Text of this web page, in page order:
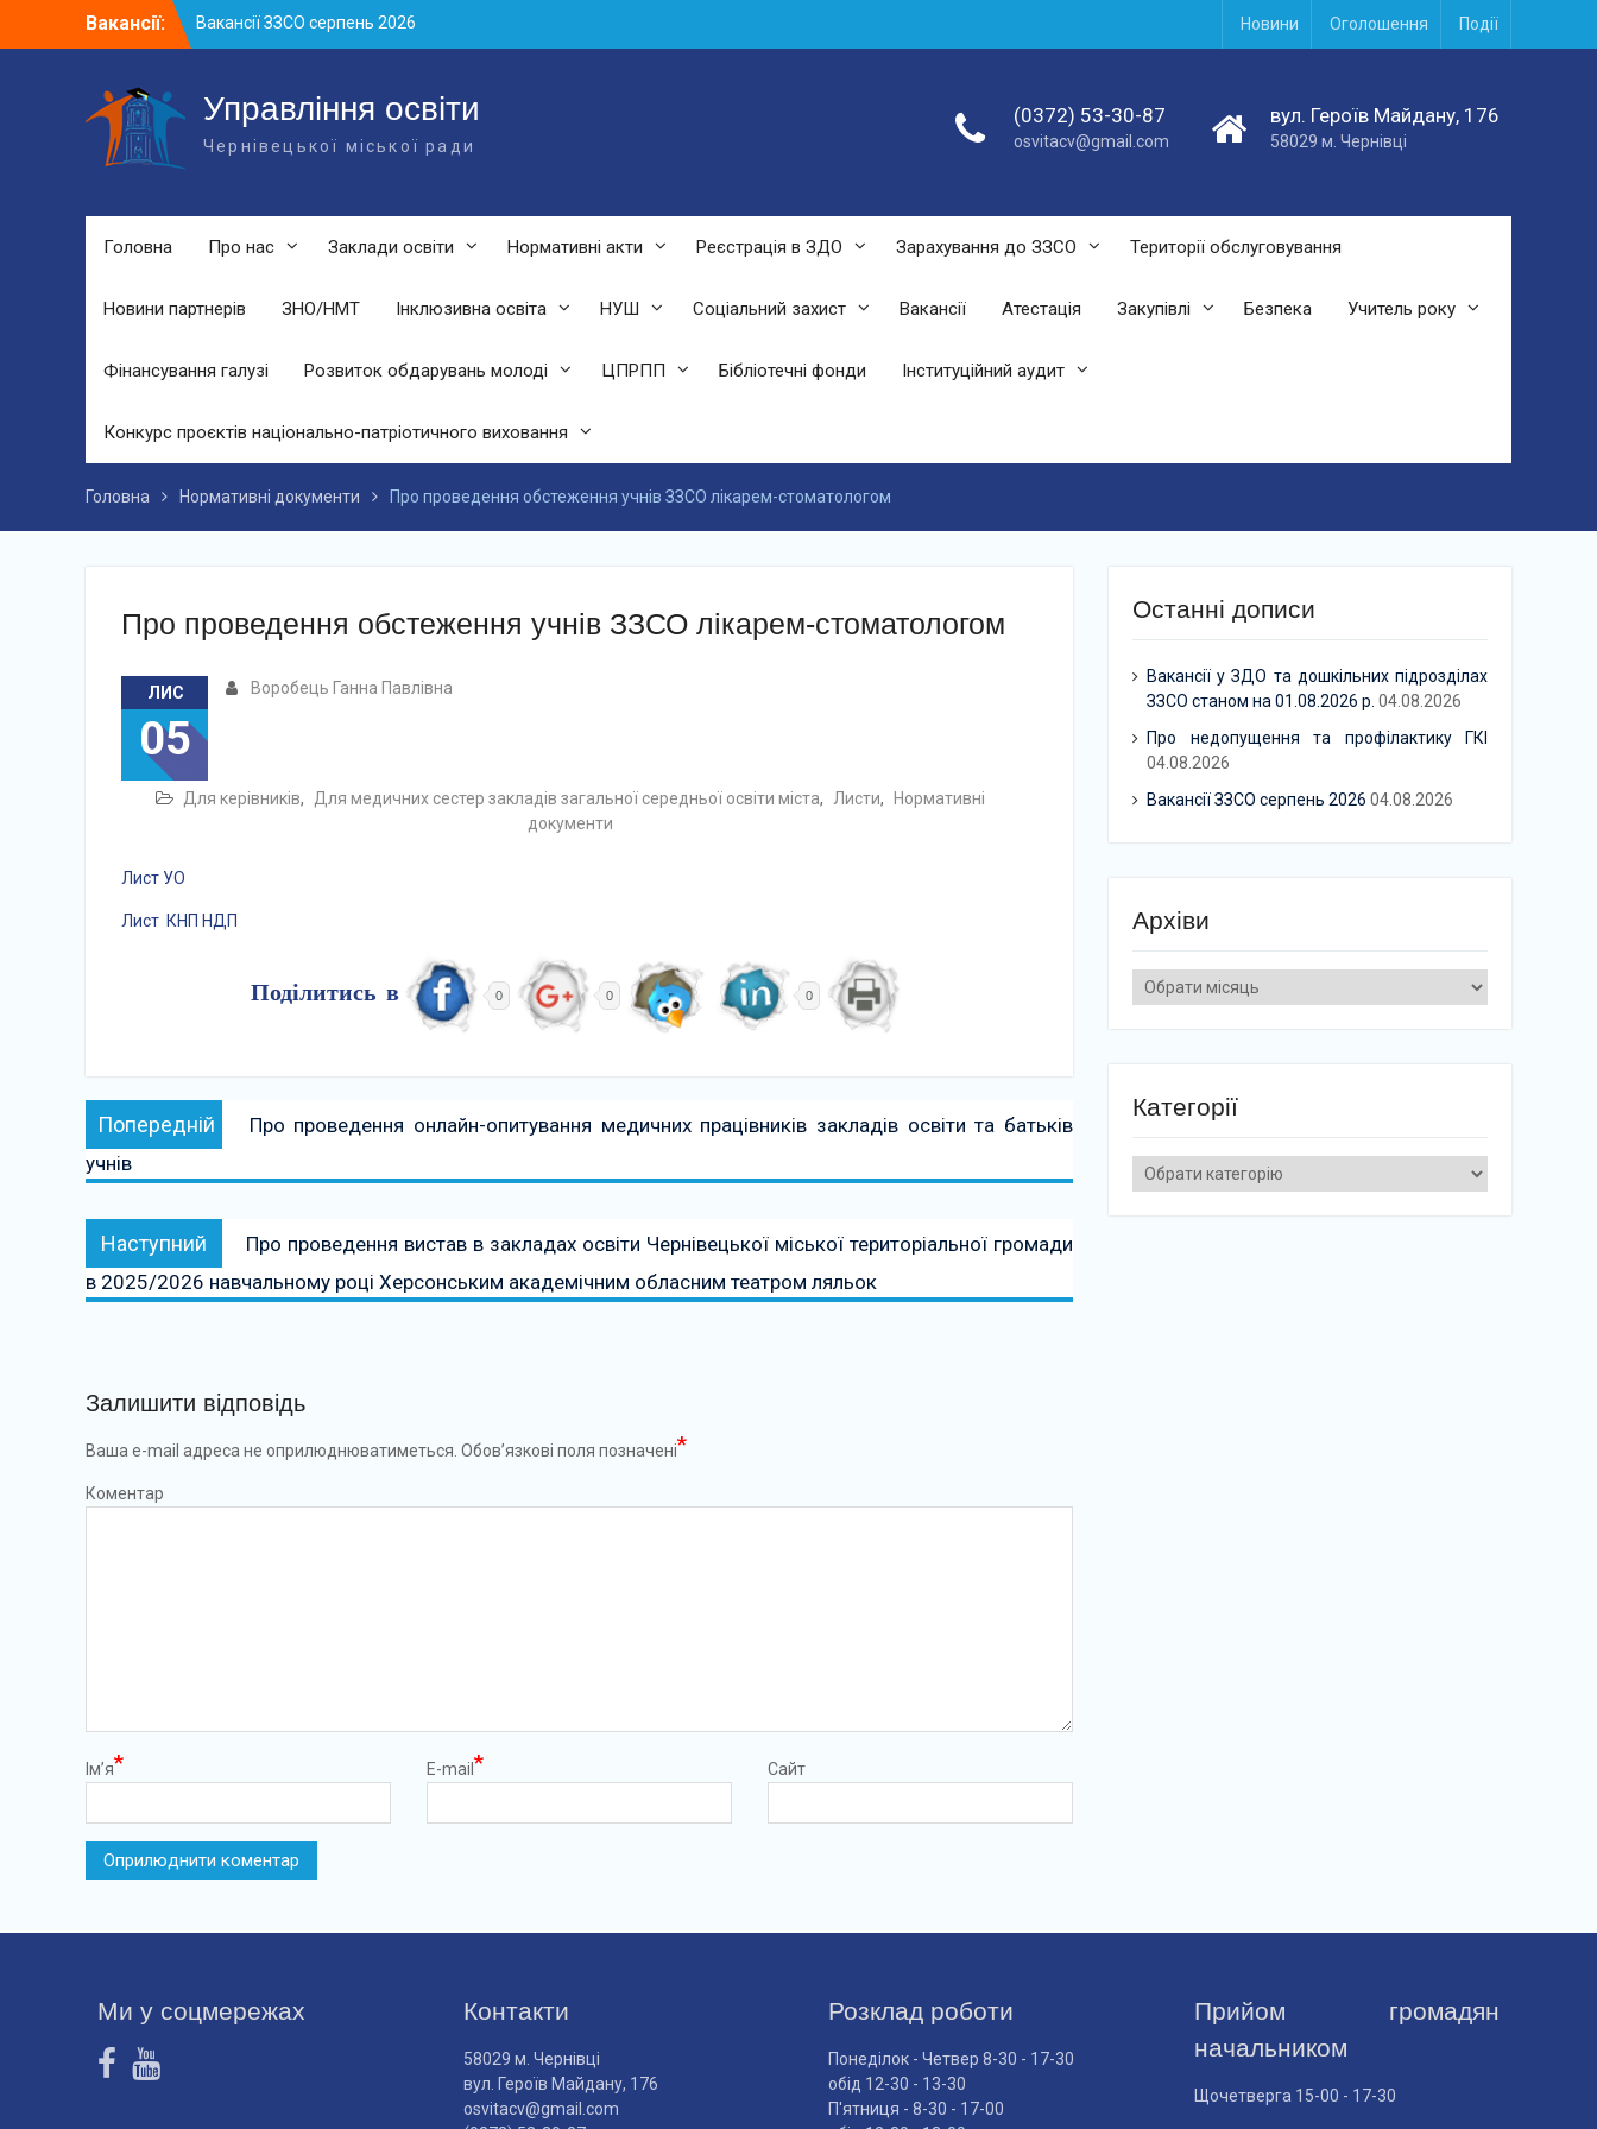
Вакансії:
Вакансії ЗЗСО серпень 2026
Вакансії ЗЗСО червень 2026
підрозділах ЗЗСО станом на 01.08.2026
р.
Новини Оголошення Події
Управління освіти
Чернівецької міської ради
(0372) 53-30-87
osvitacv@gmail.com
вул. Героїв Майдану, 176
58029 м. Чернівці
Головна Про нас Заклади освіти Нормативні акти Реєстрація в ЗДО Зарахування до ЗЗСО Території обслуговування
Новини партнерів ЗНО/НМТ Інклюзивна освіта НУШ Соціальний захист Вакансії Атестація Закупівлі Безпека Учитель року
Фінансування галузі Розвиток обдарувань молоді ЦПРПП Бібліотечні фонди Інституційний аудит
Конкурс проєктів національно-патріотичного виховання
Головна Нормативні документи Про проведення обстеження учнів ЗЗСО лікарем-стоматологом
Про проведення обстеження учнів ЗЗСО лікарем-стоматологом
ЛИС
05
Воробець Ганна Павлівна
Для керівників, Для медичних сестер закладів загальної середньої освіти міста, Листи,
Нормативні
документи
Лист УО
Лист КНП НДП
Поділитись в 0 0 0
Навігація
записів
Попередній Попередній:
Про проведення онлайн-опитування медичних працівників закладів освіти та батьків
учнів
Наступний Наступний:
Про проведення вистав в закладах освіти Чернівецької міської територіальної громади
в 2025/2026 навчальному році Херсонським академічним обласним театром ляльок
Залишити відповідь
Ваша e-mail адреса не оприлюднюватиметься. Обов’язкові поля позначені*
Коментар
Ім’я* E-mail * Сайт
Останні дописи
Вакансії у ЗДО та дошкільних підрозділах
ЗЗСО станом на 01.08.2026 р. 04.08.2026
Про недопущення та профілактику ГКІ
04.08.2026
Вакансії ЗЗСО серпень 2026 04.08.2026
Архіви
Архіви
Категорії
Категорії
Ми у соцмережах Контакти
58029 м. Чернівці
вул. Героїв Майдану, 176
osvitacv@gmail.com
Розклад роботи
Понеділок - Четвер 8-30 - 17-30
обід 12-30 - 13-30
П'ятниця - 8-30 - 17-00
Прийом громадян
начальником
Щочетверга 15-00 - 17-30